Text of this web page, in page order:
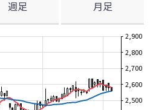
週足 月足
2,500
2,600
2,700
2,800
2,900